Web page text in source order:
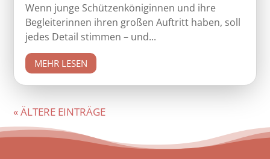
Wenn junge Schützenköniginnen und ihre
Begleiterinnen ihren großen Auftritt haben, soll
jedes Detail stimmen – und...
MEHR LESEN
« ÄLTERE EINTRÄGE